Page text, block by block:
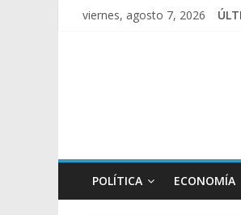
viernes, agosto 7, 2026
POLÍTICA ECONOMÍA